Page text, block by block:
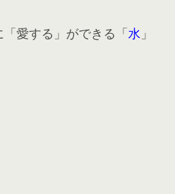
愛する」ができる「水 」